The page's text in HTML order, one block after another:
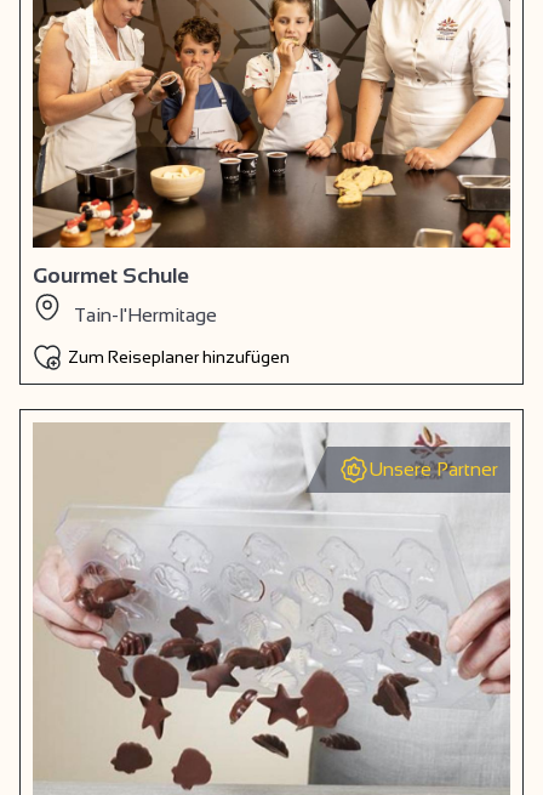
Gourmet Schule
Tain-l'Hermitage
Zum Reiseplaner hinzufügen
Unsere Partner